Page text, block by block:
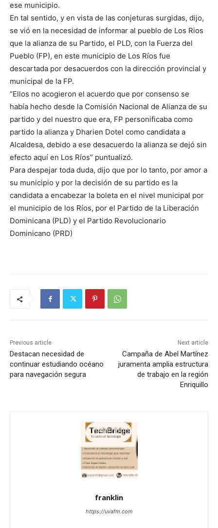
ese municipio.
En tal sentido, y en vista de las conjeturas surgidas, dijo,
se vió en la necesidad de informar al pueblo de Los Rios
que la alianza de su Partido, el PLD, con la Fuerza del
Pueblo (FP), en este municipio de Los Ríos fue
descartada por desacuerdos con la dirección provincial y
municipal de la FP.
“Ellos no acogieron el acuerdo que por consenso se
había hecho desde la Comisión Nacional de Alianza de su
partido y del nuestro que era, FP personificaba como
partido la alianza y Dharien Dotel como candidata a
Alcaldesa, debido a ese desacuerdo la alianza se dejó sin
efecto aquí en Los Ríos” puntualizó.
Para despejar toda duda, dijo que por lo tanto, por amor a
su municipio y por la decisión de su partido es la
candidata a encabezar la boleta en el nivel municipal por
el municipio de los Ríos, por el Partido de la Liberación
Dominicana (PLD) y el Partido Revolucionario
Dominicano (PRD)
Previous article
Destacan necesidad de
continuar estudiando océano
para navegación segura
Next article
Campaña de Abel Martínez
juramenta amplia estructura
de trabajo en la región
Enriquillo
franklin
https://uvafm.com